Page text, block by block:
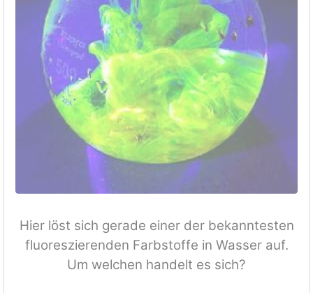
Hier löst sich gerade einer der bekanntesten
fluoreszierenden Farbstoffe in Wasser auf.
Um welchen handelt es sich?